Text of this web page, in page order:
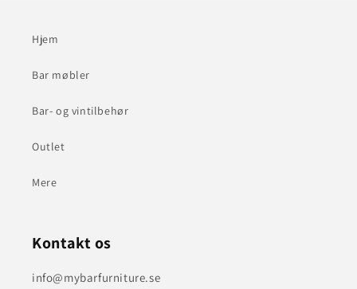
Hjem
Bar møbler
Bar- og vintilbehør
Outlet
Mere
Kontakt os
info@mybarfurniture.se